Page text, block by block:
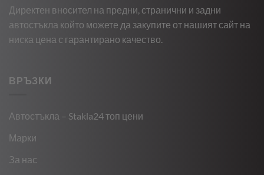
Директен вносител на предни, странични и задни
автостъкла който можете да закупите от нашият сайт на
ниска цена с гарантирано качество.
ВРЪЗКИ
Автостъкла – Stakla24 топ цени
Марки
За нас